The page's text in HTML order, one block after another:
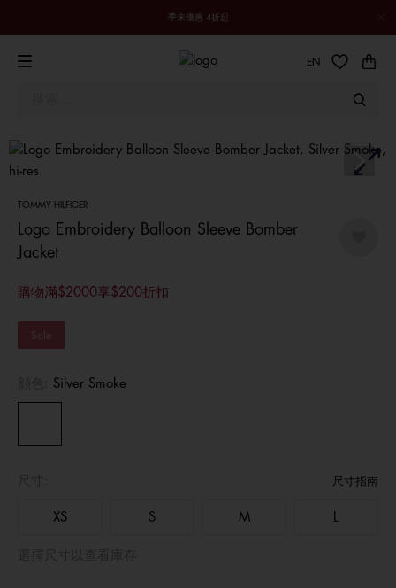
季末優惠 4折起
EN
TOMMY HILFIGER
Logo Embroidery Balloon Sleeve Bomber
Jacket
購物滿$2000享$200折扣
Sale
Silver Smoke
XS S M L
尺寸指南